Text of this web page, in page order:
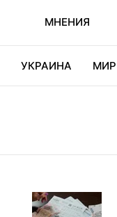
МНЕНИЯ
УКРАИНА МИР